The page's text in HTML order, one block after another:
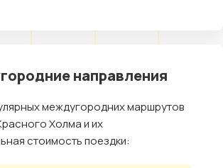
направления
междугородних маршрутов
Холма и их
стоимость поездки: